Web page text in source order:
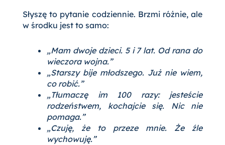
Słyszę to pytanie codziennie. Brzmi różnie, ale
w środku jest to samo:
„Mam dwoje dzieci. 5 i 7 lat. Od rana do
wieczora wojna.”
„Starszy bije młodszego. Już nie wiem,
co robić.”
„Tłumaczę im 100 razy: jesteście
rodzeństwem, kochajcie się. Nic nie
pomaga.”
„Czuję, że to przeze mnie. Że źle
wychowuję.”